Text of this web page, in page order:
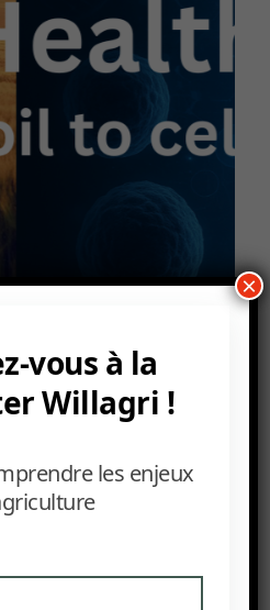
est l’avenir des soins de
déconnexion entre
vous à la
Willagri !
les enjeux
×